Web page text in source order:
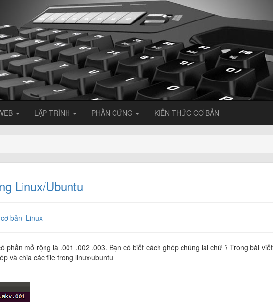
LẬP TRÌNH PHẦN CỨNG KIẾN THỨC CƠ BẢN
Linux/Ubuntu
bản, Linux
phần mở rộng là .001 .002 .003. Bạn có biết cách ghép chúng lại chứ ? Trong bài viết
và chia các file trong linux/ubuntu.